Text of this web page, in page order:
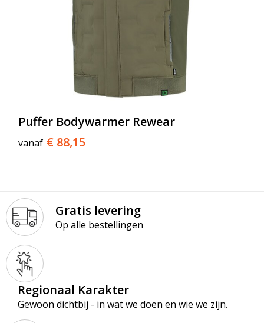
Puffer Bodywarmer Rewear
vanaf € 88,15
Gratis levering
Op alle bestellingen
Regionaal Karakter
Gewoon dichtbij - in wat we doen en wie we zijn.